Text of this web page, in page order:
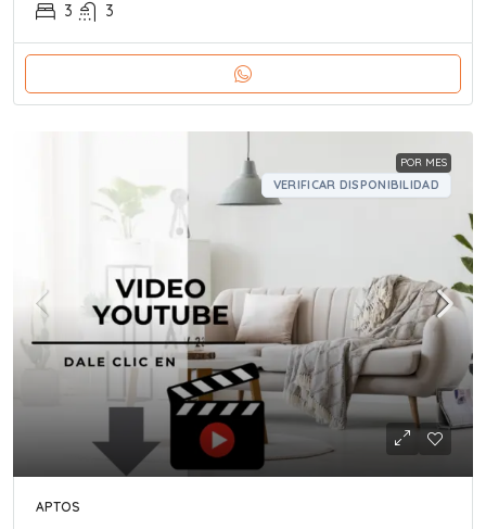
3 3
POR MES
VERIFICAR DISPONIBILIDAD
APTOS